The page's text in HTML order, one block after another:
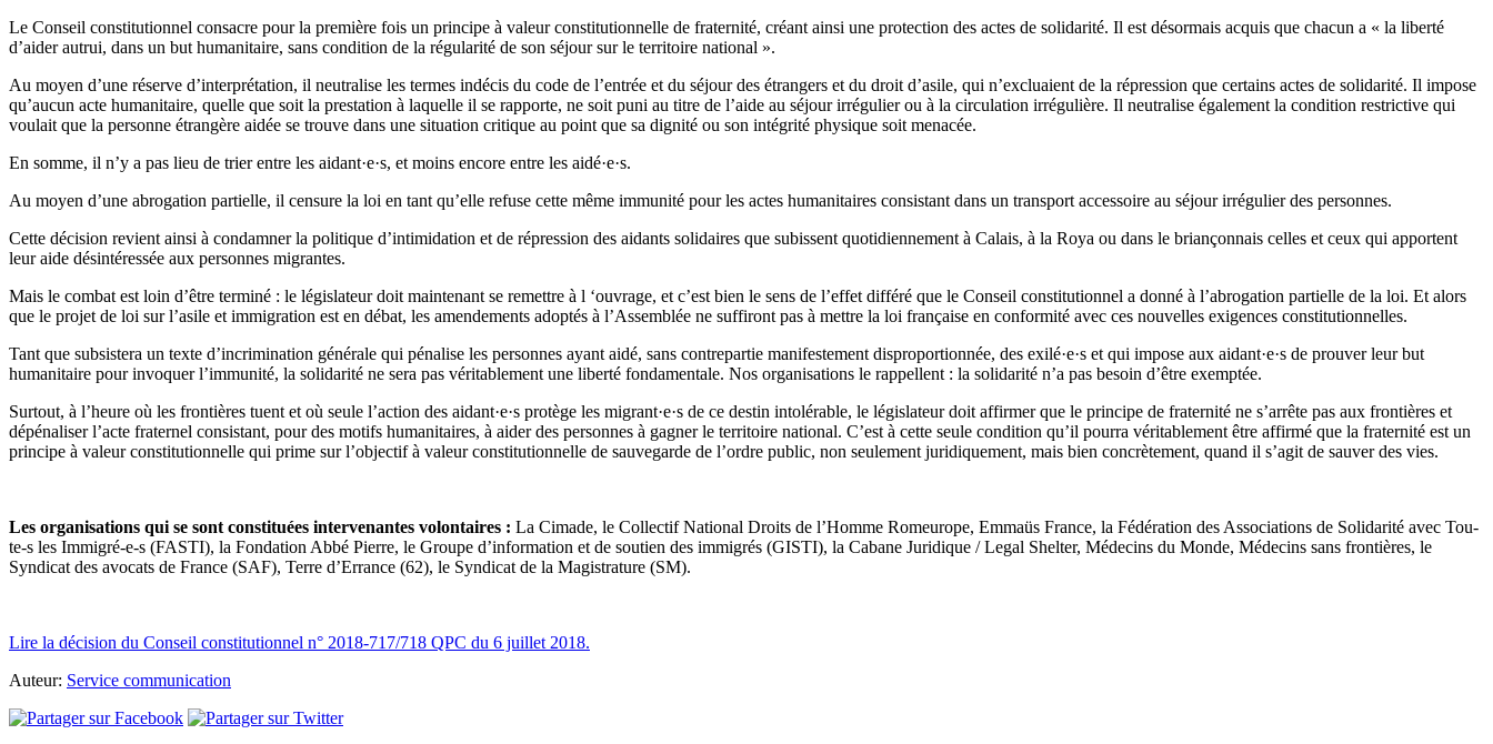
Le Conseil constitutionnel consacre pour la première fois un principe à valeur constitutionnelle de fraternité, créant ainsi une protection des actes de solidarité. Il est désormais acquis que chacun a « la liberté
d’aider autrui, dans un but humanitaire, sans condition de la régularité de son séjour sur le territoire national ».
Au moyen d’une réserve d’interprétation, il neutralise les termes indécis du code de l’entrée et du séjour des étrangers et du droit d’asile, qui n’excluaient de la répression que certains actes de solidarité. Il impose
qu’aucun acte humanitaire, quelle que soit la prestation à laquelle il se rapporte, ne soit puni au titre de l’aide au séjour irrégulier ou à la circulation irrégulière. Il neutralise également la condition restrictive qui
voulait que la personne étrangère aidée se trouve dans une situation critique au point que sa dignité ou son intégrité physique soit menacée.
En somme, il n’y a pas lieu de trier entre les aidant·e·s, et moins encore entre les aidé·e·s.
Au moyen d’une abrogation partielle, il censure la loi en tant qu’elle refuse cette même immunité pour les actes humanitaires consistant dans un transport accessoire au séjour irrégulier des personnes.
Cette décision revient ainsi à condamner la politique d’intimidation et de répression des aidants solidaires que subissent quotidiennement à Calais, à la Roya ou dans le briançonnais celles et ceux qui apportent
leur aide désintéressée aux personnes migrantes.
Mais le combat est loin d’être terminé : le législateur doit maintenant se remettre à l ‘ouvrage, et c’est bien le sens de l’effet différé que le Conseil constitutionnel a donné à l’abrogation partielle de la loi. Et alors
que le projet de loi sur l’asile et immigration est en débat, les amendements adoptés à l’Assemblée ne suffiront pas à mettre la loi française en conformité avec ces nouvelles exigences constitutionnelles.
Tant que subsistera un texte d’incrimination générale qui pénalise les personnes ayant aidé, sans contrepartie manifestement disproportionnée, des exilé·e·s et qui impose aux aidant·e·s de prouver leur but
humanitaire pour invoquer l’immunité, la solidarité ne sera pas véritablement une liberté fondamentale. Nos organisations le rappellent : la solidarité n’a pas besoin d’être exemptée.
Surtout, à l’heure où les frontières tuent et où seule l’action des aidant·e·s protège les migrant·e·s de ce destin intolérable, le législateur doit affirmer que le principe de fraternité ne s’arrête pas aux frontières et
dépénaliser l’acte fraternel consistant, pour des motifs humanitaires, à aider des personnes à gagner le territoire national. C’est à cette seule condition qu’il pourra véritablement être affirmé que la fraternité est un
principe à valeur constitutionnelle qui prime sur l’objectif à valeur constitutionnelle de sauvegarde de l’ordre public, non seulement juridiquement, mais bien concrètement, quand il s’agit de sauver des vies.
Les organisations qui se sont constituées intervenantes volontaires : La Cimade, le Collectif National Droits de l’Homme Romeurope, Emmaüs France, la Fédération des Associations de Solidarité avec Tou-
te-s les Immigré-e-s (FASTI), la Fondation Abbé Pierre, le Groupe d’information et de soutien des immigrés (GISTI), la Cabane Juridique / Legal Shelter, Médecins du Monde, Médecins sans frontières, le
Syndicat des avocats de France (SAF), Terre d’Errance (62), le Syndicat de la Magistrature (SM).
Lire la décision du Conseil constitutionnel n° 2018-717/718 QPC du 6 juillet 2018.
Auteur: Service communication